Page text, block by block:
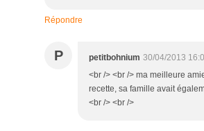
Répondre
P petitbohnium 30/04/2013
<br /> <br /> ma meilleure
recette, sa famille avait
<br /> <br />